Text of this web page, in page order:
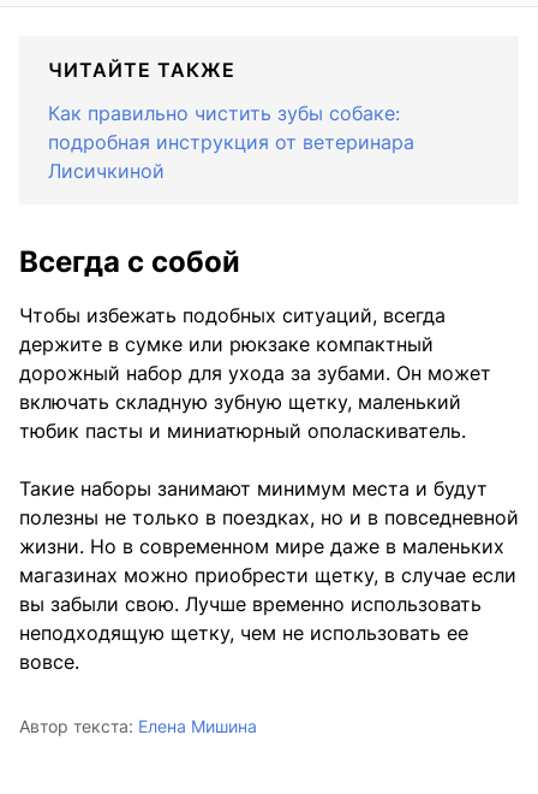
ЧИТАЙТЕ ТАКЖЕ
Как правильно чистить зубы собаке:
подробная инструкция от ветеринара
Лисичкиной
Всегда с собой
Чтобы избежать подобных ситуаций, всегда
держите в сумке или рюкзаке компактный
дорожный набор для ухода за зубами. Он может
включать складную зубную щетку, маленький
тюбик пасты и миниатюрный ополаскиватель.
Такие наборы занимают минимум места и будут
полезны не только в поездках, но и в повседневной
жизни. Но в современном мире даже в маленьких
магазинах можно приобрести щетку, в случае если
вы забыли свою. Лучше временно использовать
неподходящую щетку, чем не использовать ее
вовсе.
Автор текста: Елена Мишина